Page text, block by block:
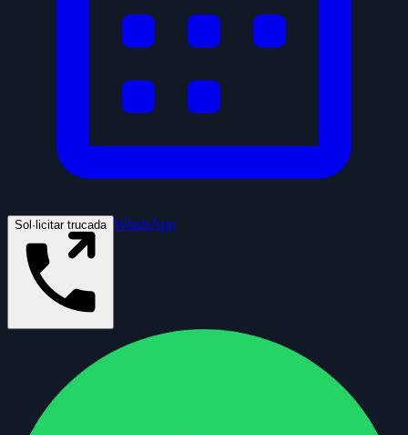
Sol·licitar trucada WhatsApp